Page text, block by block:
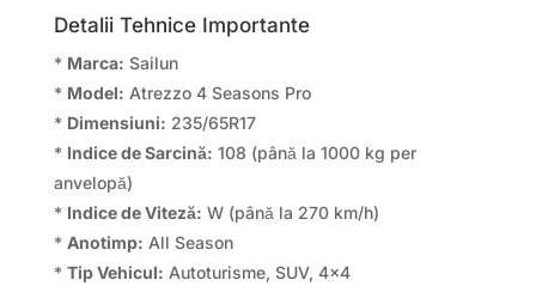
Detalii Tehnice Importante
* Marca: Sailun
* Model: Atrezzo 4 Seasons Pro
* Dimensiuni: 235/65R17
* Indice de Sarcină: 108 (până la 1000 kg per
anvelopă)
* Indice de Viteză: W (până la 270 km/h)
* Anotimp: All Season
* Tip Vehicul: Autoturisme, SUV, 4×4